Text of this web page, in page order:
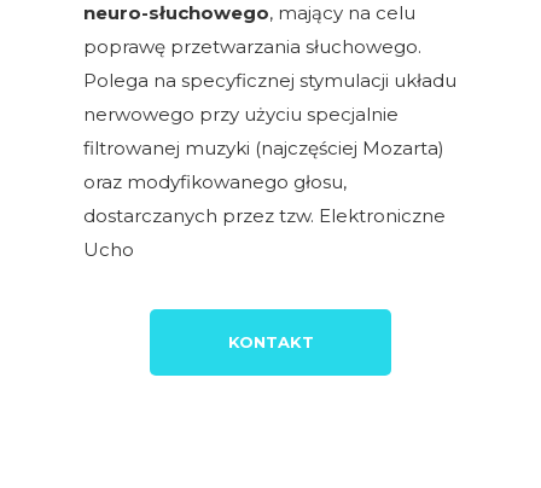
KONTAKT
neuro-słuchowego, mający na celu
poprawę przetwarzania słuchowego.
Polega na specyficznej stymulacji układu
nerwowego przy użyciu specjalnie
filtrowanej muzyki (najczęściej Mozarta)
oraz modyfikowanego głosu,
dostarczanych przez tzw. Elektroniczne
Ucho